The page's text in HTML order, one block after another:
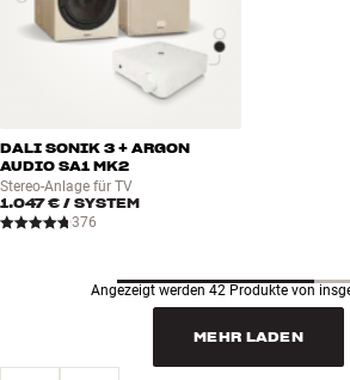
DALI SONIK 3 + ARGON
AUDIO SA1 MK2
Stereo-Anlage für TV
1.047 € / SYSTEM
376
Angezeigt werden 42 Produkte von
MEHR LADEN